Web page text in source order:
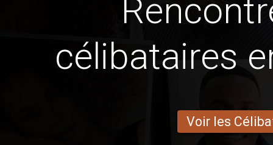
célibataires
Voir les